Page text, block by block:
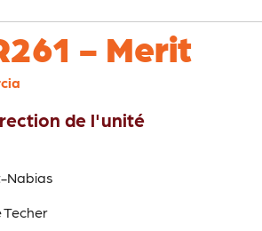
- Merit
de l'unité
Nabias
Techer